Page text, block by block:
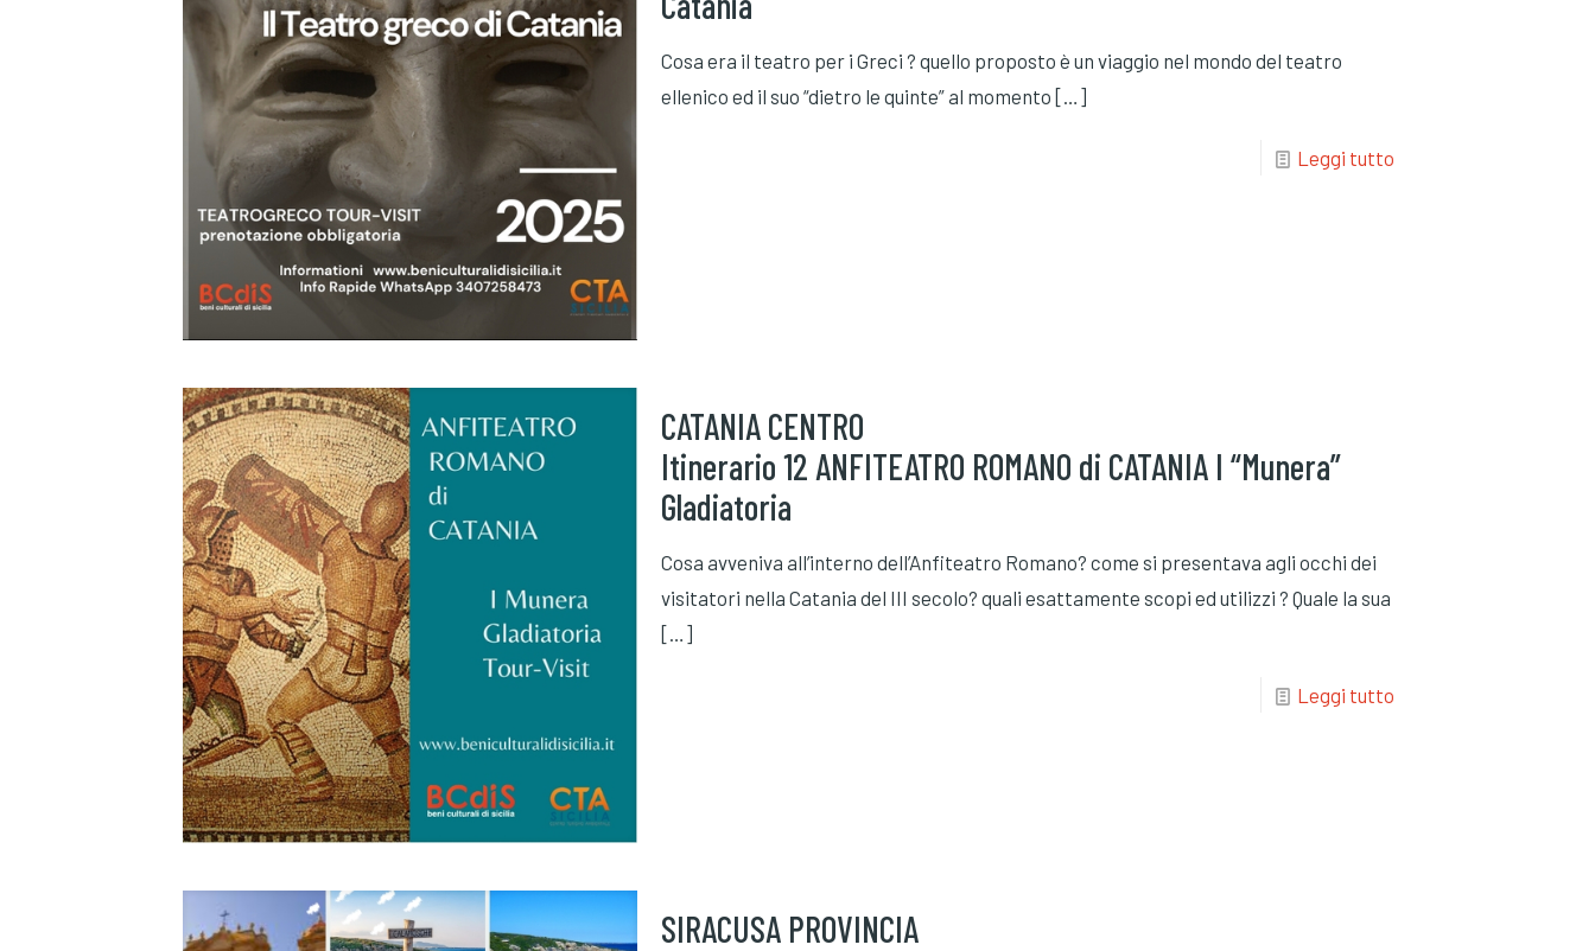
Cosa era il teatro per i Greci ? quello proposto è un viaggio nel mondo del teatro
ellenico ed il suo “dietro le quinte” al momento […]
Leggi tutto
CATANIA CENTRO
Itinerario 12 ANFITEATRO ROMANO di CATANIA I “Munera”
Gladiatoria
Cosa avveniva all’interno dell’Anfiteatro Romano? come si presentava agli occhi dei
visitatori nella Catania del III secolo? quali esattamente scopi ed utilizzi ? Quale la sua
[…]
Leggi tutto
SIRACUSA PROVINCIA